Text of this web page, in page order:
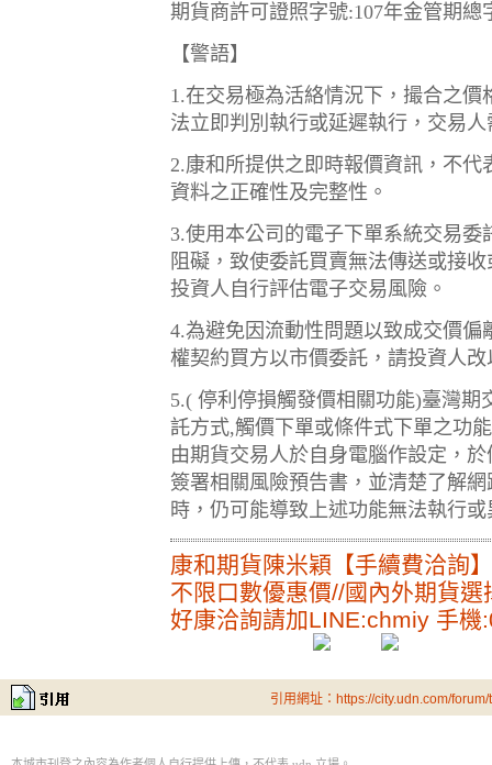
期貨商許可證照字號:107年金管期總
【警語】
1.在交易極為活絡情況下，撮合之
法立即判別執行或延遲執行，交易
2.康和所提供之即時報價資訊，不
資料之正確性及完整性。
3.使用本公司的電子下單系統交易
阻礙，致使委託買賣無法傳送或接
投資人自行評估電子交易風險。
4.為避免因流動性問題以致成交價
權契約買方以市價委託，請投資人
5.( 停利停損觸發價相關功能)臺灣
託方式,觸價下單或條件式下單之功
由期貨交易人於自身電腦作設定，
簽署相關風險預告書，並清楚了解
時，仍可能導致上述功能無法執行
康和期貨陳米穎【手續費洽詢】
不限口數優惠價//國內外期貨
好康洽詢請加LINE:chmiy 手機
引用網址：https://city.udn.com/